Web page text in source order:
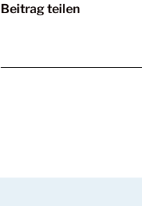
Beitrag teilen